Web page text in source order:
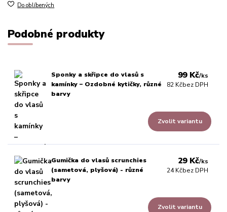
Do oblíbených
Podobné produkty
Sponky a skřipce do vlasů s
kamínky – Ozdobné kytičky, různé
barvy
99 Kč/ks
82 Kčbez DPH
Zvolit variantu
Gumička do vlasů scrunchies
(sametová, plyšová) - různé
barvy
29 Kč/ks
24 Kčbez DPH
Zvolit variantu